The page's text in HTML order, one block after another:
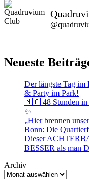
Neueste
Der längste Tag im
& Party im Park!
🇲🇨 48 Stunden in
✨
„Hier brennen
Bonn: Die
Dieser
BESSER als man
Archiv